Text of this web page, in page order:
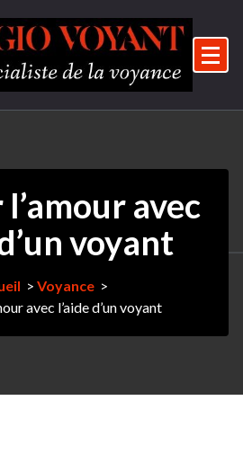
avec
voyant
> Voyance>
avec l’aide d’un voyant